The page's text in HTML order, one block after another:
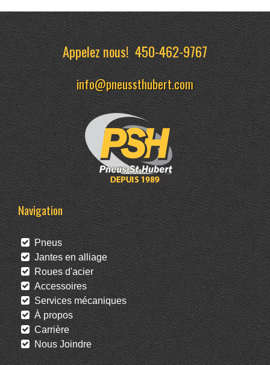
Appelez nous!450-462-9767
info@pneussthubert.com
Navigation
Pneus
Jantes en alliage
Roues d'acier
Accessoires
Services mécaniques
À propos
Carrière
Nous Joindre